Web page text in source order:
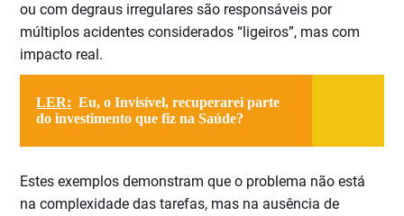
ou com degraus irregulares são responsáveis por
múltiplos acidentes considerados “ligeiros”, mas com
impacto real.
LER: Eu, o Invisível, recuperarei parte
do investimento que fiz na Saúde?
Estes exemplos demonstram que o problema não está
na complexidade das tarefas, mas na ausência de